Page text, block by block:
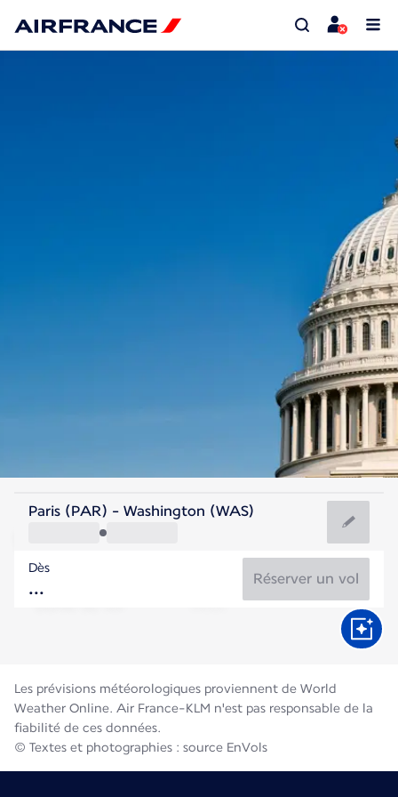
Etats-Unis
Washington
Etats-Unis
Durée du vol
Paris (PAR) - Washington (WAS)
Dès
Réserver un vol
Les prévisions météorologiques proviennent de World
Weather Online. Air France-KLM n'est pas responsable de la
fiabilité de ces données.
© Textes et photographies : source EnVols